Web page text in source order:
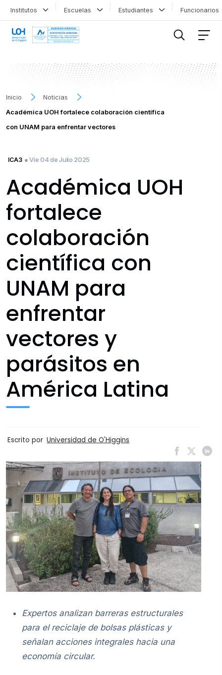
Institutos Escuelas Estudiantes
Inicio
Noticias
Académica UOH fortalece colaboración científica
con UNAM para enfrentar vectores
ICA3 ● Vie 04 de Julio 2025
Académica UOH
fortalece
colaboración
científica con
UNAM para
enfrentar
vectores y
parásitos en
América Latina
Escrito por Universidad de O'Higgins
Expertos analizan barreras estructurales
para el reciclaje de bolsas plásticas y
señalan acciones integrales hacia una
economía circular.